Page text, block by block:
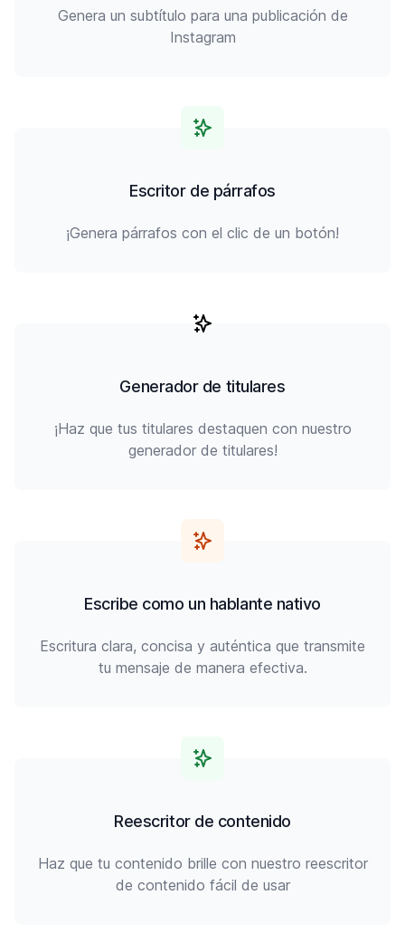
Genera un subtítulo para una publicación de
Instagram
Escritor de párrafos
¡Genera párrafos con el clic de un botón!
Generador de titulares
¡Haz que tus titulares destaquen con nuestro
generador de titulares!
Escribe como un hablante nativo
Escritura clara, concisa y auténtica que transmite
tu mensaje de manera efectiva.
Reescritor de contenido
Haz que tu contenido brille con nuestro reescritor
de contenido fácil de usar